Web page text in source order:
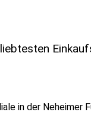
in der Neheimer